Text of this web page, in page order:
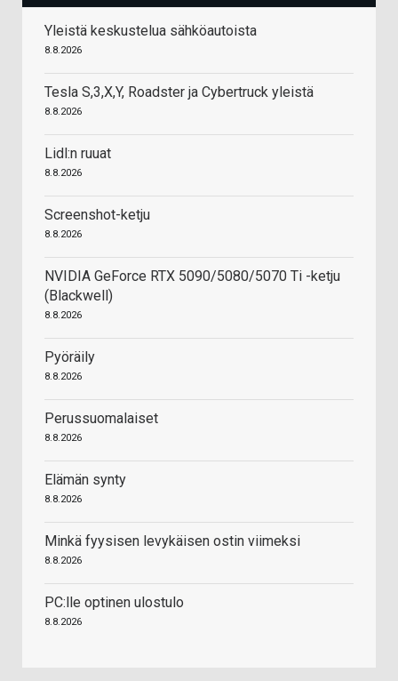
Yleistä keskustelua sähköautoista
8.8.2026
Tesla S,3,X,Y, Roadster ja Cybertruck yleistä
8.8.2026
Lidl:n ruuat
8.8.2026
Screenshot-ketju
8.8.2026
NVIDIA GeForce RTX 5090/5080/5070 Ti -ketju
(Blackwell)
8.8.2026
Pyöräily
8.8.2026
Perussuomalaiset
8.8.2026
Elämän synty
8.8.2026
Minkä fyysisen levykäisen ostin viimeksi
8.8.2026
PC:lle optinen ulostulo
8.8.2026